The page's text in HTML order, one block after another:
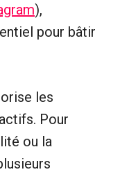
),
pour bâtir
les
Pour
ou la